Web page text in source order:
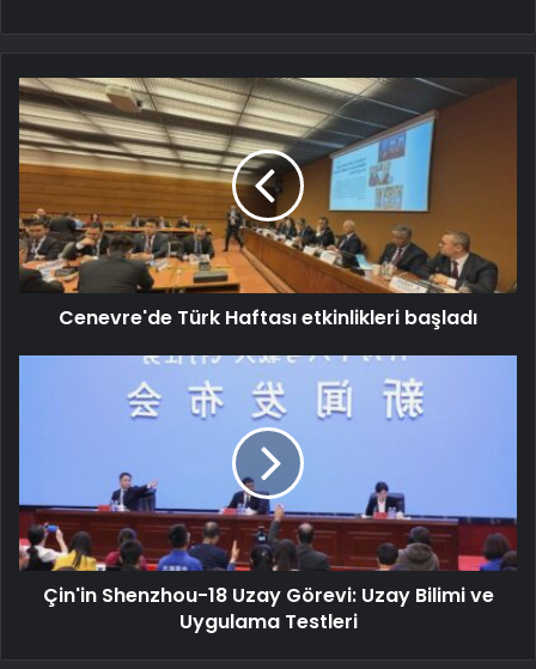
Cenevre'de Türk Haftası etkinlikleri başladı
Çin'in Shenzhou-18 Uzay Görevi: Uzay Bilimi ve
Uygulama Testleri